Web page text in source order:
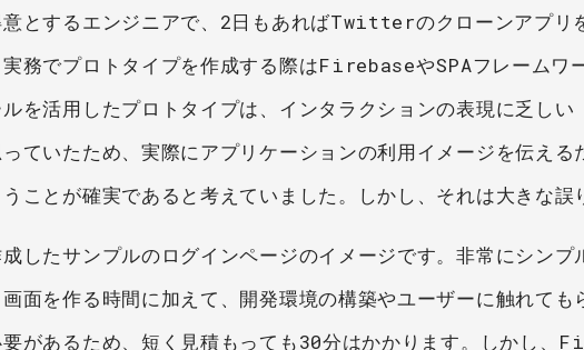
とするエンジニアで、2日もあればTwitterのクローンアプリ
務でプロトタイプを作成する際はFirebaseやSPAフレームワ
を活用したプロトタイプは、インタラクションの表現に乏しい
ていたため、実際にアプリケーションの利用イメージを伝える
ことが確実であると考えていました。しかし、それは大きな誤
したサンプルのログインページのイメージです。非常にシンプ
面を作る時間に加えて、開発環境の構築やユーザーに触れても
があるため、短く見積もっても30分はかかります。しかし、